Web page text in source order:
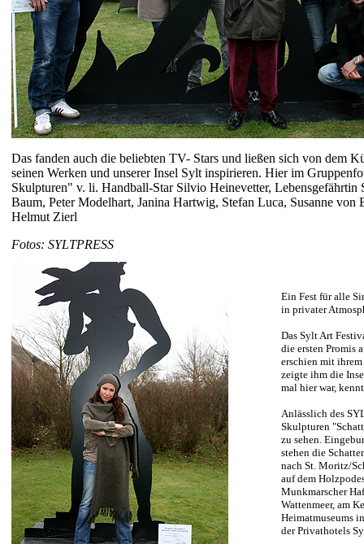
Das fanden auch die beliebten TV- Stars und ließen sich von dem
seinen Werken und unserer Insel Sylt inspirieren. Hier im
Skulpturen" v. li. Handball-Star Silvio Heinevetter, Lebensgefährtin
Baum, Peter Modelhart, Janina Hartwig, Stefan Luca, Susanne von
Helmut Zierl
Fotos: SYLTPRESS
Ein Fest für alle
in privater
Das Sylt Art
die ersten Promis
erschien mit
zeigte ihm die
mal hier war,
Anlässlich des
Skulpturen
zu sehen.
stehen die
nach St. Moritz/
auf dem
Munkmarscher
Wattenmeer, am
Heimatmuseums
der Privathotels